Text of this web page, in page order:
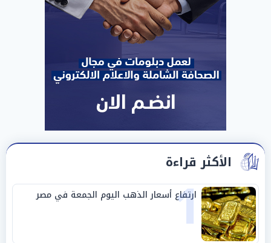
الأكثر قراءة
1
ارتفاع أسعار الذهب اليوم الجمعة في مصر